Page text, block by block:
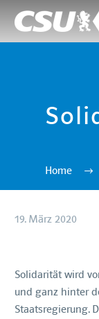
Home
19. März 2020
Solidarität wird
und ganz hinter
Staatsregierung.